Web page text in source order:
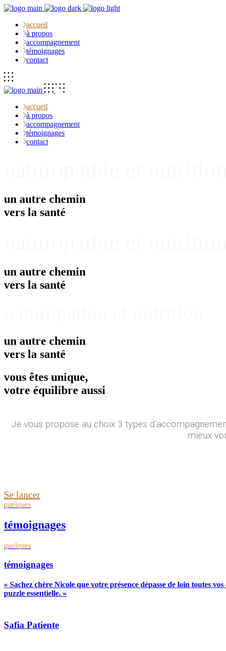
accueil
à propos
accompagnement
témoignages
contact
accueil
à propos
accompagnement
témoignages
contact
un autre chemin
vers la santé
un autre chemin
vers la santé
un autre chemin
vers la santé
vous êtes unique,
votre équilibre aussi
Je vous propose au choix 3 types
mieux
Se lancer
quelques
témoignages
quelques
témoignages
« Sachez chère Nicole que votre présence dépasse de loin toutes
puzzle essentielle. »
Safia Patiente